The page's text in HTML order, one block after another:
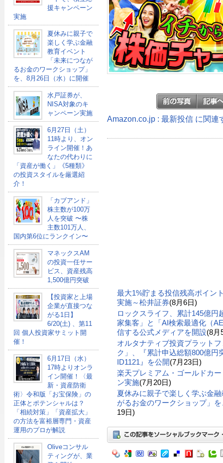
援キャンペーン
実施
夏休みに親子で
楽しく学ぶ金融
教育イベント
「未来につなが
るお金のワークショップ」
を、8月26日（水）に開催
水戸証券が、
NISA対象のキ
ャンペーン実施
6月27日（土）
11時より、オン
ライン開催！あ
なたの代わりに
「資産が働く」《5種類》
の投資スタイルを厳選紹
介！
「カブアンド」
株主数が100万
人を突破 〜株
主数101万人、
国内第6位にランクイン〜
マネックスAM
の投資一任サー
ビス、資産残高
1,500億円突破
【投資家と上場
企業が直接つな
がる1日】
6/20(土) 、第11
回 個人投資家サミット開
催！
6月17日（水）
17時よりオンラ
イン開催！〈最
新・資産防衛
術〉令和版「お宝保険」の
正体とポテンシャルは？
「相続対策」「資産拡大」
の方法を富裕層専門・資産
運用のプロが解説
Oliveコンサル
ティングが、業
Amazon.co.jp : 最新投信 に関連
最大1%貯まる投信残高ポイン
実施～松井証券(8月6日)
ロックスライフ、累計145億円
家集客」と「AI検索最適化（
信する公式メディアを開設(8月
オルタナティブ投資プラット
ク」、『累計申込総額800億円
ID1121』を公開(7月23日)
楽天プレミアム・ゴールドカ
ン実施(7月20日)
夏休みに親子で楽しく学ぶ金
がるお金のワークショップ」
19日)